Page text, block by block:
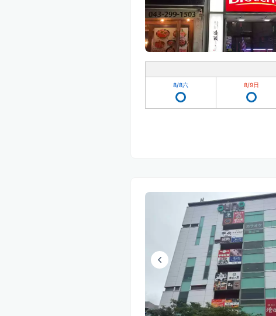
8/8六 8/9日